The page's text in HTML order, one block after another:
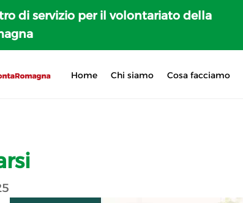
di servizio per il volontariato della
Home Chi siamo Cosa facciamo